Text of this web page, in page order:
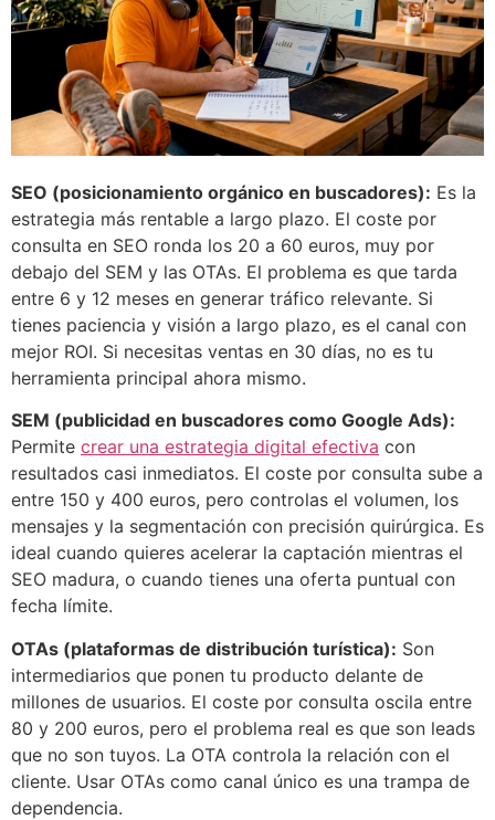
SEO (posicionamiento orgánico en buscadores): Es la
estrategia más rentable a largo plazo. El coste por
consulta en SEO ronda los 20 a 60 euros, muy por
debajo del SEM y las OTAs. El problema es que tarda
entre 6 y 12 meses en generar tráfico relevante. Si
tienes paciencia y visión a largo plazo, es el canal con
mejor ROI. Si necesitas ventas en 30 días, no es tu
herramienta principal ahora mismo.
SEM (publicidad en buscadores como Google Ads):
Permite crear una estrategia digital efectiva con
resultados casi inmediatos. El coste por consulta sube a
entre 150 y 400 euros, pero controlas el volumen, los
mensajes y la segmentación con precisión quirúrgica. Es
ideal cuando quieres acelerar la captación mientras el
SEO madura, o cuando tienes una oferta puntual con
fecha límite.
OTAs (plataformas de distribución turística): Son
intermediarios que ponen tu producto delante de
millones de usuarios. El coste por consulta oscila entre
80 y 200 euros, pero el problema real es que son leads
que no son tuyos. La OTA controla la relación con el
cliente. Usar OTAs como canal único es una trampa de
dependencia.